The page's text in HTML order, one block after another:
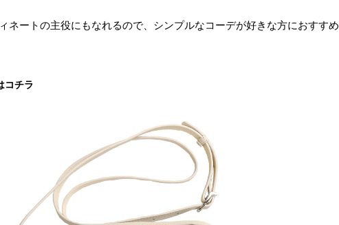
ネートの主役にもなれるので、シンプルなコーデが好きな方におすすめ
コチラ